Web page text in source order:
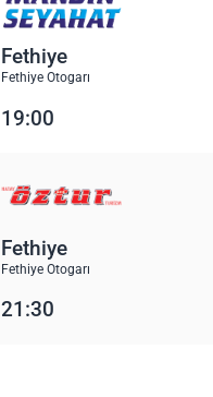
Fethiye
Fethiye Otogarı
19:00
Fethiye
Fethiye Otogarı
21:30